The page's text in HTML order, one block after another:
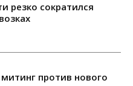
резко сократился
против нового